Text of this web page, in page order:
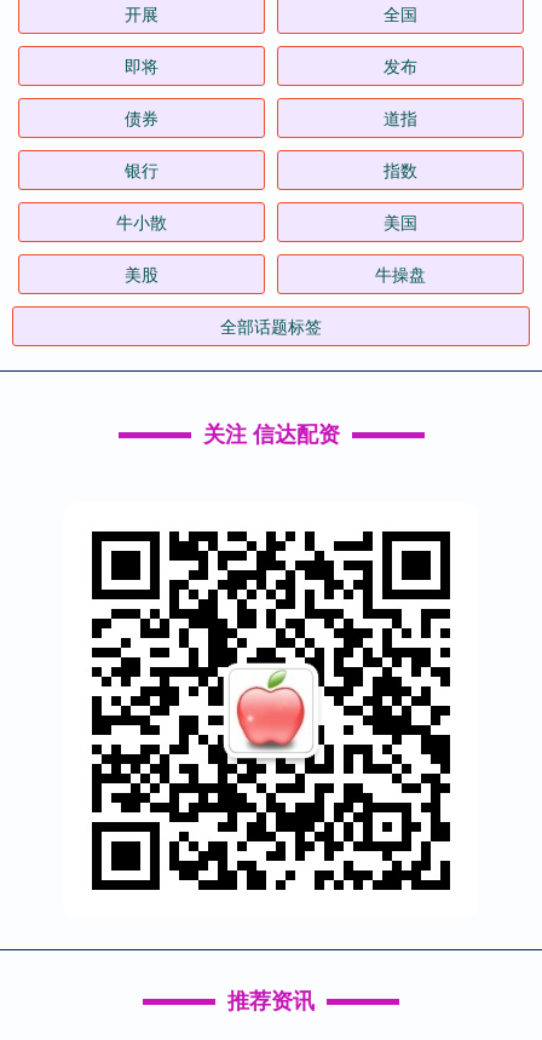
开展 全国
即将 发布
债券 道指
银行 指数
牛小散 美国
美股 牛操盘
全部话题标签
关注 信达配资
推荐资讯